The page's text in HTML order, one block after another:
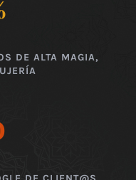
DE ALTA MAGIA,